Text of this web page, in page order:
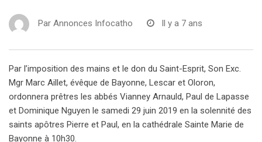
Par Annonces Infocatho Il y a 7 ans
Par l’imposition des mains et le don du Saint-­Esprit, Son Exc.
Mgr Marc Aillet, évêque de Bayonne, Lescar et Oloron,
ordonnera prêtres les abbés Vianney Arnauld, Paul de Lapasse
et Dominique Nguyen le samedi 29 juin 2019 en la solennité des
saints apôtres Pierre et Paul, en la cathédrale Sainte Marie de
Bayonne à 10h30.